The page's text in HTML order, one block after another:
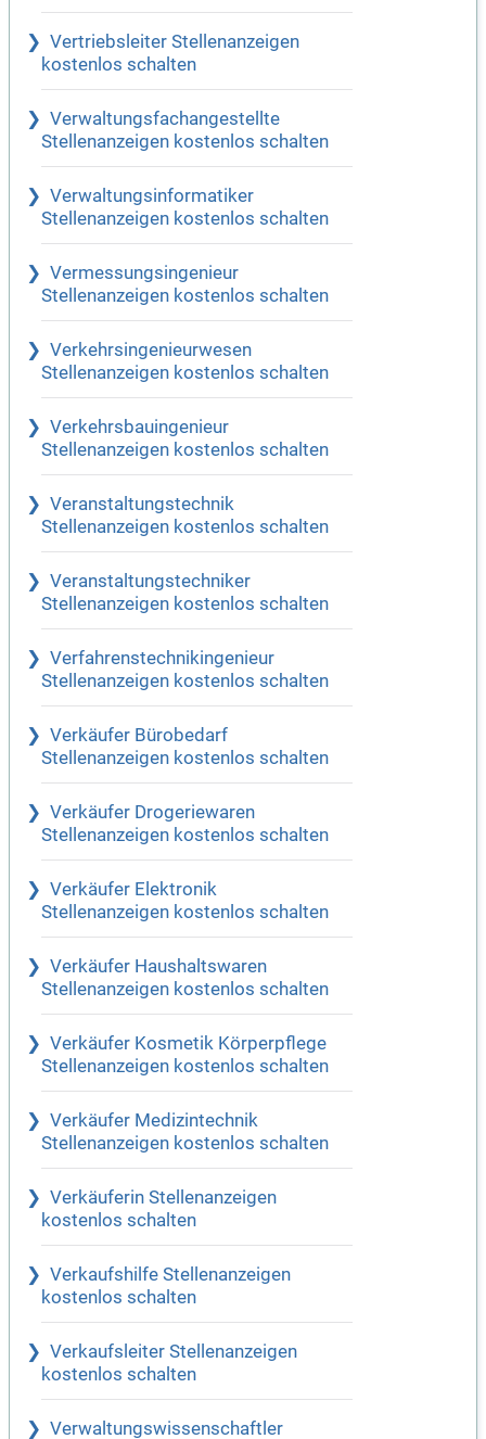
Vertriebsleiter Stellenanzeigen
kostenlos schalten
Verwaltungsfachangestellte
Stellenanzeigen kostenlos schalten
Verwaltungsinformatiker
Stellenanzeigen kostenlos schalten
Vermessungsingenieur
Stellenanzeigen kostenlos schalten
Verkehrsingenieurwesen
Stellenanzeigen kostenlos schalten
Verkehrsbauingenieur
Stellenanzeigen kostenlos schalten
Veranstaltungstechnik
Stellenanzeigen kostenlos schalten
Veranstaltungstechniker
Stellenanzeigen kostenlos schalten
Verfahrenstechnikingenieur
Stellenanzeigen kostenlos schalten
Verkäufer Bürobedarf
Stellenanzeigen kostenlos schalten
Verkäufer Drogeriewaren
Stellenanzeigen kostenlos schalten
Verkäufer Elektronik
Stellenanzeigen kostenlos schalten
Verkäufer Haushaltswaren
Stellenanzeigen kostenlos schalten
Verkäufer Kosmetik Körperpflege
Stellenanzeigen kostenlos schalten
Verkäufer Medizintechnik
Stellenanzeigen kostenlos schalten
Verkäuferin Stellenanzeigen
kostenlos schalten
Verkaufshilfe Stellenanzeigen
kostenlos schalten
Verkaufsleiter Stellenanzeigen
kostenlos schalten
Verwaltungswissenschaftler